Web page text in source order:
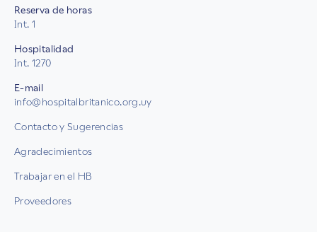
Reserva de horas
Int. 1
Hospitalidad
Int. 1270
E-mail
info@hospitalbritanico.org.uy
Contacto y Sugerencias
Agradecimientos
Trabajar en el HB
Proveedores